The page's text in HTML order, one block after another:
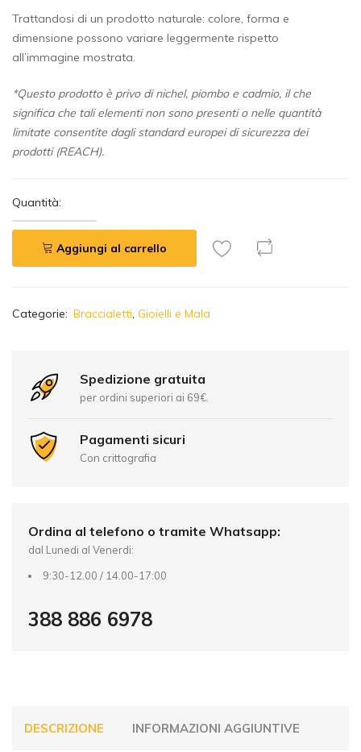
Trattandosi di un prodotto naturale: colore, forma e
dimensione possono variare leggermente rispetto
all’immagine mostrata.
*Questo prodotto è privo di nichel, piombo e cadmio, il che
significa che tali elementi non sono presenti o nelle quantità
limitate consentite dagli standard europei di sicurezza dei
prodotti (REACH).
Quantità:
Aggiungi al carrello
lCategorie: Braccialetti, Gioielli e Mala
Spedizione gratuita
per ordini superiori ai 69€.
Pagamenti sicuri
Con crittografia
Ordina al telefono o tramite Whatsapp:
dal Lunedi al Venerdi:
9:30-12.00 / 14.00-17:00
388 886 6978
DESCRIZIONE INFORMAZIONI AGGIUNTIVE